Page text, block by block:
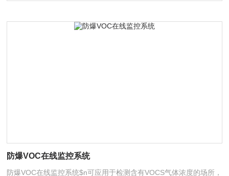
防爆VOC在线监控系统
防爆VOC在线监控系统$n可应用于检测含有VOCS气体浓度的场所，